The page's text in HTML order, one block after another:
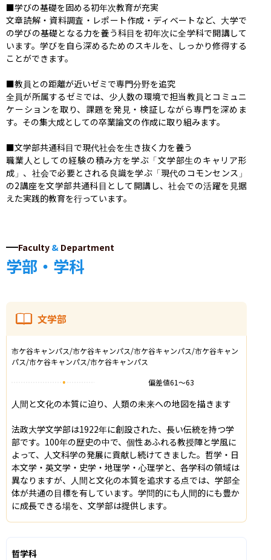
■学びの基礎を固める初年次教育が充実
文章読解・資料調査・レポート作成・ディベートなど、大学で
の学びの基礎となる力を養う科目を初年次に全学科で開講して
います。学びを自ら深めるためのスキルを、しっかり修得する
ことができます。
■教員との距離が近いゼミで専門分野を追究
全員が所属するゼミでは、少人数の環境で担当教員とコミュニ
ケーションを取り、課題を発見・検証しながら専門を深めま
す。その集大成としての卒業論文の作成に取り組みます。
■文学部共通科目で現代社会を生き抜く力を養う
職業人としての経験の積み方を学ぶ「文学部生のキャリア形
成」、社会で必要とされる良識を学ぶ「現代のコモンセンス」
の2講座を文学部共通科目として開講し、社会での活躍を見据
えた実践的教育を行っています。
Faculty & Department
学部・学科
文学部
市ケ谷キャンパス/市ケ谷キャンパス/市ケ谷キャンパス/市ケ谷キャン
パス/市ケ谷キャンパス/市ケ谷キャンパス
偏差値61〜63
人間と文化の本質に迫り、人類の未来への地図を描きます
法政大学文学部は1922年に創設された、長い伝統を持つ学
部です。100年の歴史の中で、個性あふれる教授陣と学風に
よって、人文科学の発展に貢献し続けてきました。哲学・日
本文学・英文学・史学・地理学・心理学と、各学科の領域は
異なりますが、人間と文化の本質を追求する点では、学部全
体が共通の目標を有しています。学問的にも人間的にも豊か
に成長できる場を、文学部は提供します。
哲学科